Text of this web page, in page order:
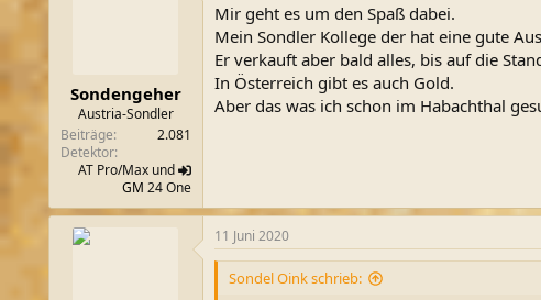
i
o
n
e
n
:
Sondengeher
Austria-Sondler
Beiträge
2.081
Detektor
AT Pro/Max und
GM 24 One
Mir geht es um den Spaß dabei.
Mein Sondler Kollege der hat eine gute
Er verkauft aber bald alles, bis auf die
In Österreich gibt es auch Gold.
Aber das was ich schon im Habachthal
11 Juni 2020
Sondel Oink schrieb: